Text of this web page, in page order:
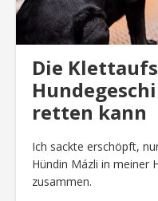
Die
retten kann
Ich sackte erschöpft,
Hündin Mázli in meiner
zusammen.